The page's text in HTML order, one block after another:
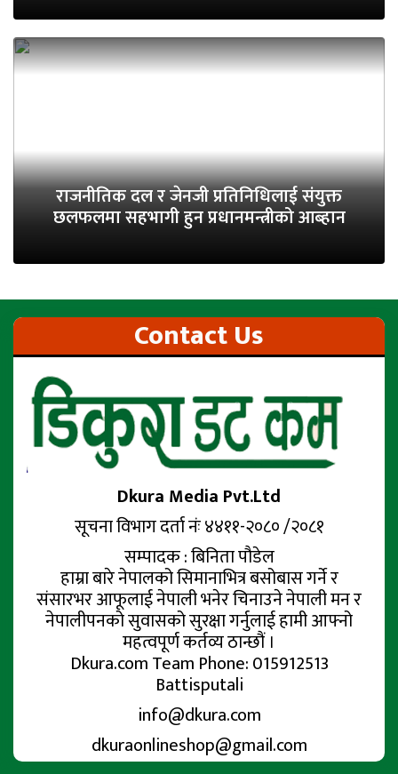
राजनीतिक दल र जेनजी प्रतिनिधिलाई संयुक्त
छलफलमा सहभागी हुन प्रधानमन्त्रीको आब्हान
Contact Us
Dkura Media Pvt.Ltd
सूचना विभाग दर्ता नंः ४४११-२०८० /२०८१
सम्पादक : बिनिता पौडेल
हाम्रा बारे नेपालको सिमानाभित्र बसोबास गर्ने र
संसारभर आफूलाई नेपाली भनेर चिनाउने नेपाली मन र
नेपालीपनको सुवासको सुरक्षा गर्नुलाई हामी आफ्नो
महत्वपूर्ण कर्तव्य ठान्छौं ।
Dkura.com Team Phone: 015912513
Battisputali
info@dkura.com
dkuraonlineshop@gmail.com